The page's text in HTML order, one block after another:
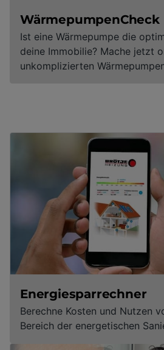
WärmepumpenCheck
Ist eine Wärmepumpe die
deine Immobilie? Mache jetzt
unkomplizierten
Energiesparrechner
Berechne Kosten und Nutzen
Bereich der energetischen